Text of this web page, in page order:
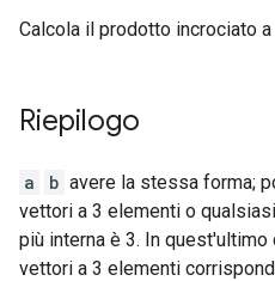
Calcola il prodotto incrociato
Riepilogo
a b avere la stessa forma;
vettori a 3 elementi o
più interna è 3. In
vettori a 3 elementi